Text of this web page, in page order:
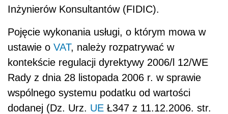
Inżynierów Konsultantów (FIDIC).
Pojęcie wykonania usługi, o którym mowa w
ustawie o VAT, należy rozpatrywać w
kontekście regulacji dyrektywy 2006/l 12/WE
Rady z dnia 28 listopada 2006 r. w sprawie
wspólnego systemu podatku od wartości
dodanej (Dz. Urz. UE Ł347 z 11.12.2006. str.